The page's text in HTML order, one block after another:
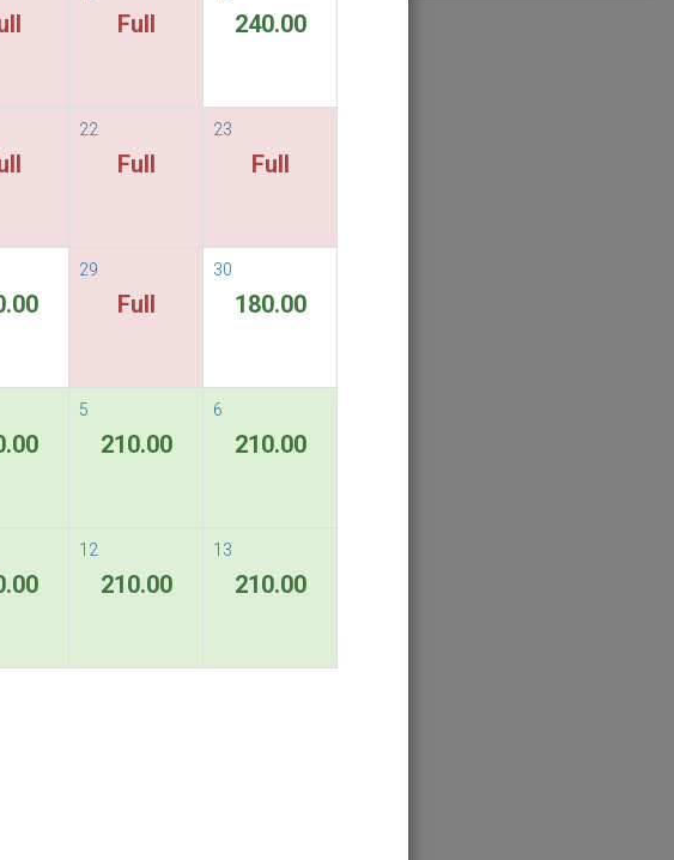
Full 240.00
22
Full
23
Full
29
Full
30
180.00
5
210.00
6
210.00
12
210.00
13
210.00